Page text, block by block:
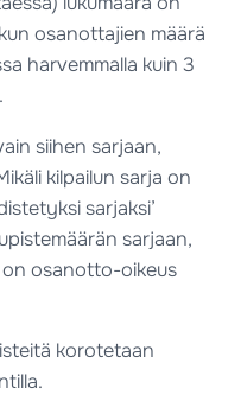
osanottajien määrä
harvemmalla kuin 3
siihen sarjaan,
kilpailun sarja on
sarjaksi’
sarjaan,
osanotto-oikeus
korotetaan